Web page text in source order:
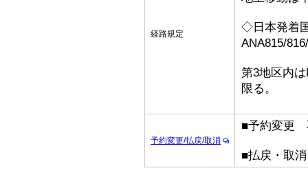
経路規定
◇日本発着
ANA815/
第3地区内
限る。
予約変更/払戻/取消
■予約変更
■払戻・取